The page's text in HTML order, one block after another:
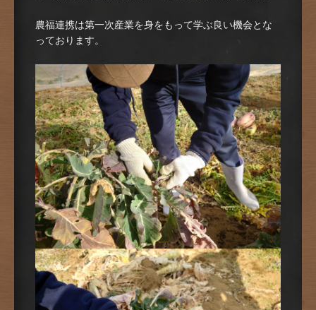
農福連携は第一次産業を身をもって学ぶ良い機会とな
っております。